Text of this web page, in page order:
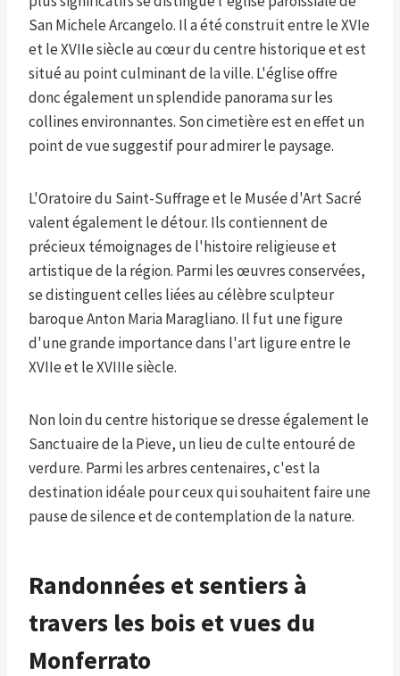
San Michele Arcangelo. Il a été construit entre le XVIe
et le XVIIe siècle au cœur du centre historique et est
situé au point culminant de la ville. L'église offre
donc également un splendide panorama sur les
collines environnantes. Son cimetière est en effet un
point de vue suggestif pour admirer le paysage.
L'Oratoire du Saint-Suffrage et le Musée d'Art Sacré
valent également le détour. Ils contiennent de
précieux témoignages de l'histoire religieuse et
artistique de la région. Parmi les œuvres conservées,
se distinguent celles liées au célèbre sculpteur
baroque Anton Maria Maragliano. Il fut une figure
d'une grande importance dans l'art ligure entre le
XVIIe et le XVIIIe siècle.
Non loin du centre historique se dresse également le
Sanctuaire de la Pieve, un lieu de culte entouré de
verdure. Parmi les arbres centenaires, c'est la
destination idéale pour ceux qui souhaitent faire une
pause de silence et de contemplation de la nature.
Randonnées et sentiers à
travers les bois et vues du
Monferrato